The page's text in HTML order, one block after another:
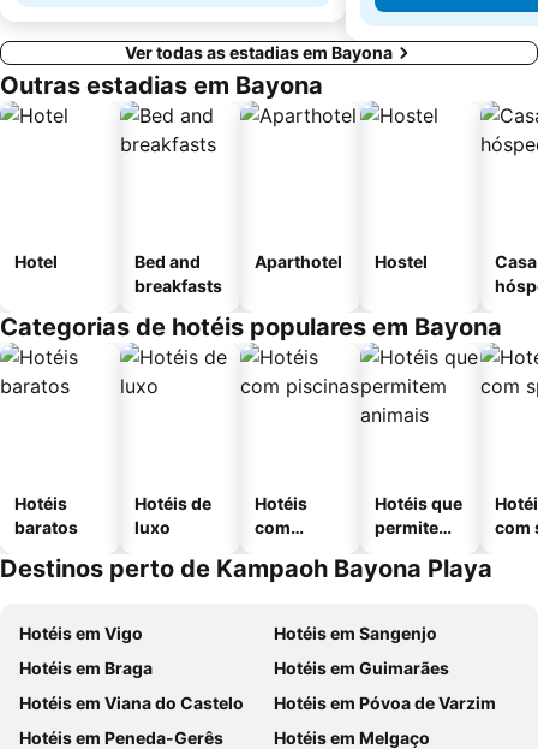
Ver todas as estadias em Bayona
Outras estadias em Bayona
Hotel
Bed and
breakfasts
Aparthotel Hostel
Categorias de hotéis populares em Bayona
Hotéis
baratos
Hotéis de
luxo
Hotéis
com
Hotéis que
permitem
com
Destinos perto de Kampaoh Bayona Playa
Hotéis em Vigo
Hotéis em Sangenjo
Hotéis em Braga
Hotéis em Guimarães
Hotéis em Viana do Castelo
Hotéis em Póvoa de Varzim
Hotéis em Peneda-Gerês
Hotéis em Melgaço